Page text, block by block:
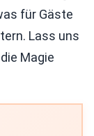
für Gäste
Lass uns
Magie